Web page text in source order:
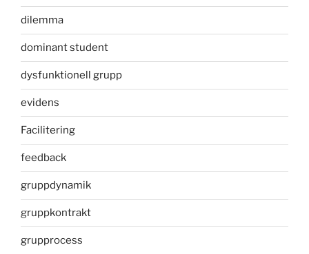
dilemma
dominant student
dysfunktionell grupp
evidens
Facilitering
feedback
gruppdynamik
gruppkontrakt
grupprocess